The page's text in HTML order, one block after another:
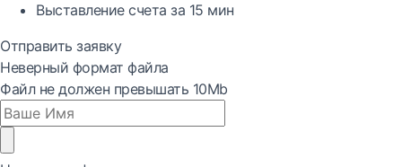
Выставление счета за 15 мин
Отправить заявку
Неверный формат файла
Файл не должен превышать 10Mb